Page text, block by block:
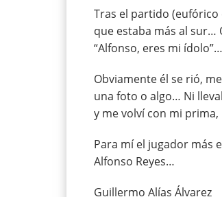
Tras el partido
que estaba más al sur…
“Alfonso, eres mi ídolo”…
Obviamente él se rió,
una foto o algo… Ni
y me volví con mi
Para mí el jugador más
Alfonso Reyes…
Guillermo Alías Álvarez